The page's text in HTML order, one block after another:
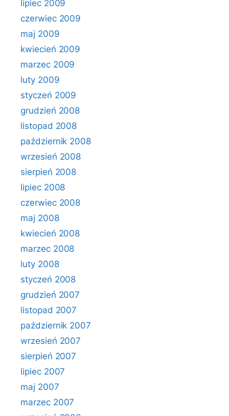
lipiec 2009
czerwiec 2009
maj 2009
kwiecień 2009
marzec 2009
luty 2009
styczeń 2009
grudzień 2008
listopad 2008
październik 2008
wrzesień 2008
sierpień 2008
lipiec 2008
czerwiec 2008
maj 2008
kwiecień 2008
marzec 2008
luty 2008
styczeń 2008
grudzień 2007
listopad 2007
październik 2007
wrzesień 2007
sierpień 2007
lipiec 2007
maj 2007
marzec 2007